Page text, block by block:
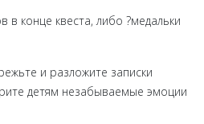
в конце квеста, либо ?медальки
и разложите записки
детям незабываемые эмоции